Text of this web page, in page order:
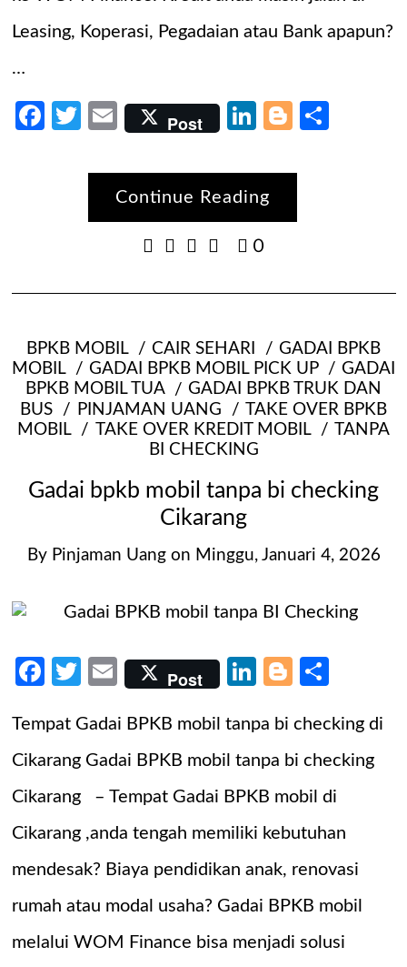
Leasing, Koperasi, Pegadaian atau Bank apapun?
…
Facebook
Twitter
EmailPost LinkedIn
Blogger
Continue Reading
0
BPKB MOBIL CAIR SEHARI
GADAI BPKB
MOBIL
GADAI BPKB MOBIL PICK UP
GADAI
BPKB MOBIL TUA
GADAI BPKB TRUK DAN
BUS
PINJAMAN UANG
TAKE OVER BPKB
MOBIL
TAKE OVER KREDIT MOBIL
TANPA
BI CHECKING
Gadai bpkb mobil tanpa bi checking
Cikarang
By Pinjaman Uang on Minggu, Januari 4, 2026
Facebook
Twitter
EmailPost LinkedIn
Blogger
Tempat Gadai BPKB mobil tanpa bi checking di
Cikarang Gadai BPKB mobil tanpa bi checking
Cikarang – Tempat Gadai BPKB mobil di
Cikarang ,anda tengah memiliki kebutuhan
mendesak? Biaya pendidikan anak, renovasi
rumah atau modal usaha? Gadai BPKB mobil
melalui WOM Finance bisa menjadi solusi